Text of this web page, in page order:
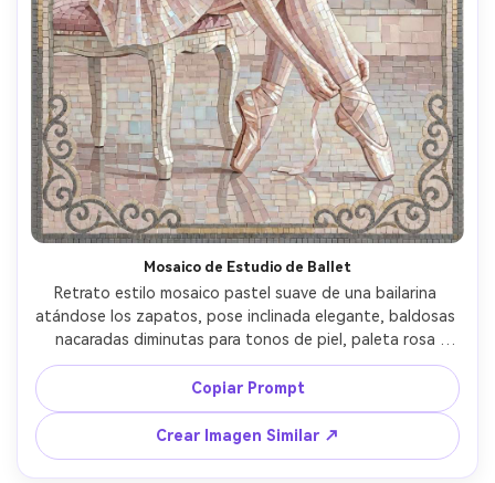
Mosaico de Estudio de Ballet
Retrato estilo mosaico pastel suave de una bailarina
atándose los zapatos, pose inclinada elegante, baldosas
nacaradas diminutas para tonos de piel, paleta rosa
pálido y marfil, fondo de estudio reflejado simplificado en
bloques de teselas, borde delicado de filigrana, ambiente
sereno y elegante, brillo de baldosas detallado,
composición equilibrada, iluminación cinematográfica
suave --ar 4:5
Copiar Prompt
Crear Imagen Similar ↗